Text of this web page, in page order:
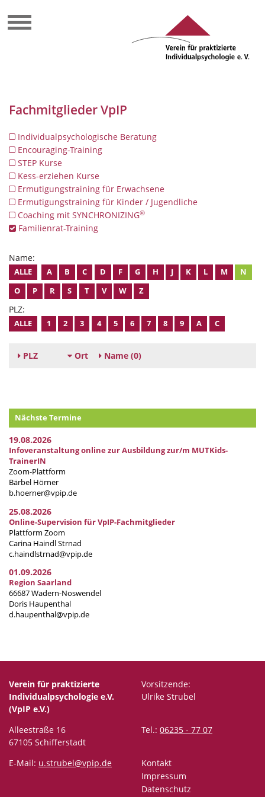
Fachmitglieder VpIP
Individualpsychologische Beratung
Encouraging-Training
STEP Kurse
Kess-erziehen Kurse
Ermutigungstraining für Erwachsene
Ermutigungstraining für Kinder / Jugendliche
Coaching mit SYNCHRONIZING®
Familienrat-Training
Name:
ALLE A B C D F G H J K L M
N
O
P R S T V W Z
PLZ:
ALLE 1 2 3 4 5 6 7 8 9 A C
PLZ Ort Name (0)
Nächste Termine
19.08.2026
Infoveranstaltung online zur Ausbildung zur/m MUTKids-
TrainerIN
Zoom-Plattform
Bärbel Hörner
b.hoerner@vpip.de
25.08.2026
Online-Supervision für VpIP-Fachmitglieder
Plattform Zoom
Carina Haindl Strnad
c.haindlstrnad@vpip.de
01.09.2026
Region Saarland
66687 Wadern-Noswendel
Doris Haupenthal
d.haupenthal@vpip.de
Verein für praktizierte
Individualpsychologie e.V.
(VpIP e.V.)
Vorsitzende:
Ulrike Strubel
Alleestraße 16
67105 Schifferstadt
Tel.: 06235 - 77 07
E-Mail: u.strubel@vpip.de
Kontakt
Impressum
Datenschutz